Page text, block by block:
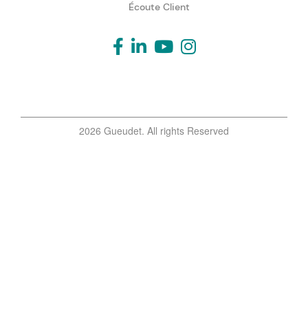
Écoute Client
2026 Gueudet. All rights Reserved